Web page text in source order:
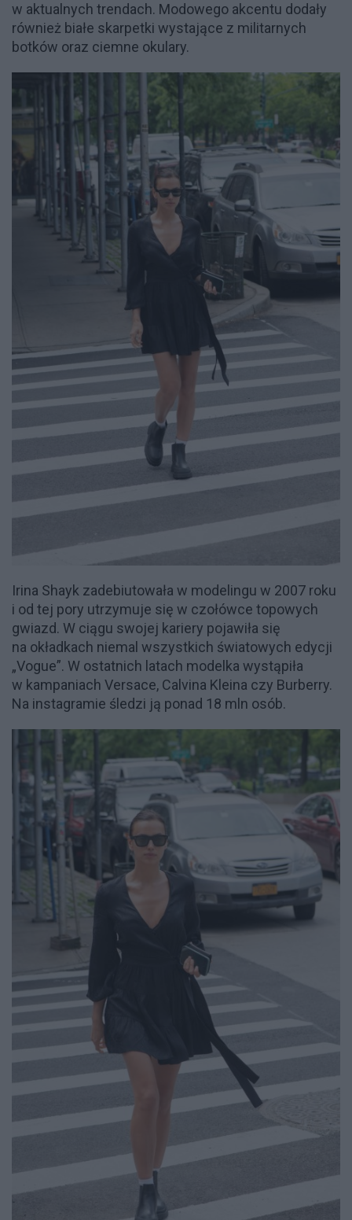
w aktualnych trendach. Modowego akcentu dodały
również białe skarpetki wystające z militarnych
botków oraz ciemne okulary.
Irina Shayk zadebiutowała w modelingu w 2007 roku
i od tej pory utrzymuje się w czołówce topowych
gwiazd. W ciągu swojej kariery pojawiła się
na okładkach niemal wszystkich światowych edycji
„Vogue”. W ostatnich latach modelka wystąpiła
w kampaniach Versace, Calvina Kleina czy Burberry.
Na instagramie śledzi ją ponad 18 mln osób.